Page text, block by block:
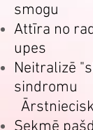
smogu
Attīra no
upes
Neitralizē
sindromu